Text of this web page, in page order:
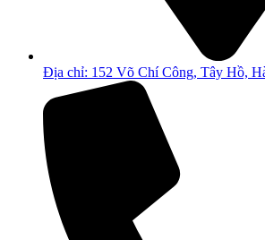
Địa chỉ: 152 Võ Chí Công, Tây Hồ,